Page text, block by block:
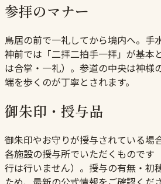
参拝のマナー
鳥居の前で一礼してから境内へ。手
神前では「二拝二拍手一拝」が基本
は合掌・一礼）。参道の中央は神様
端を歩くのが丁寧とされます。
御朱印・授与品
御朱印やお守りが授与されている場
各施設の授与所でいただくものです
行は行いません）。授与の有無・初